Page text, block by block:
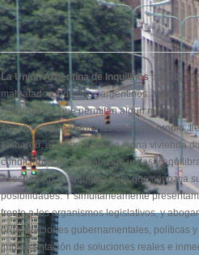
La Unión Argentina de Inquilinostrabaja
maltratados inquilinos argentinos. Y busca
imaginativas que permitan algún margen de
aquellos que no teniendo un techo propio,
embargo, el pleno derecho a una vivienda
condiciones de contratación justas y
Asesoramos al inquilino para que conozca
posibilidades. Y simultáneamente
frente a los organismos legislativos, y
organizaciones gubernamentales, políticas
implementación de soluciones reales e